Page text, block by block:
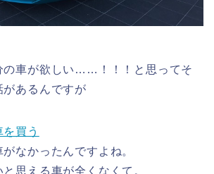
の車が欲しい……！！！と思ってそ
あるんですが
買う
なかったんですよね。
思える車が全くなくて。